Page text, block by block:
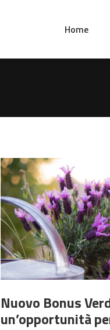
Home
Nuovo Bonus
un’opportunità